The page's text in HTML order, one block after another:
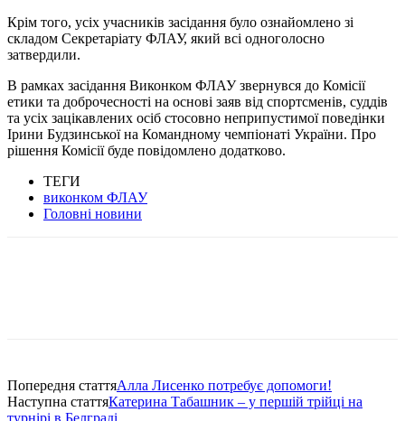
Крім того, усіх учасників засідання було ознайомлено зі
складом Секретаріату ФЛАУ, який всі одноголосно
затвердили.
В рамках засідання Виконком ФЛАУ звернувся до Комісії
етики та доброчесності на основі заяв від спортсменів, суддів
та усіх зацікавлених осіб стосовно неприпустимої поведінки
Ірини Будзинської на Командному чемпіонаті України. Про
рішення Комісії буде повідомлено додатково.
ТЕГИ
виконком ФЛАУ
Головні новини
Попередня статтяАлла Лисенко потребує допомоги!
Наступна статтяКатерина Табашник – у першій трійці на
турнірі в Белграді